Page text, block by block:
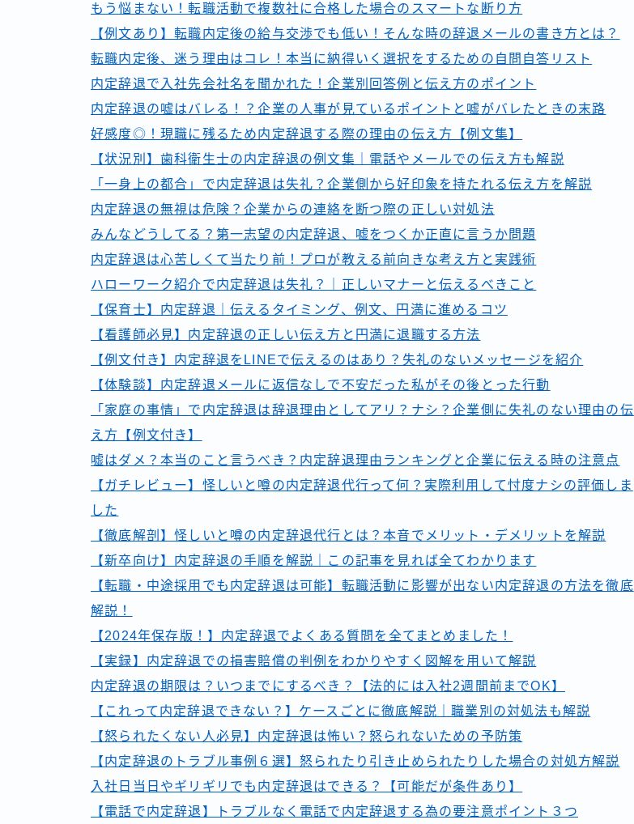
もう悩まない！転職活動で複数社に合格した場合のスマートな断り方
【例文あり】転職内定後の給与交渉でも低い！そんな時の辞退メールの書き方とは？
転職内定後、迷う理由はコレ！本当に納得いく選択をするための自問自答リスト
内定辞退で入社先会社名を聞かれた！企業別回答例と伝え方のポイント
内定辞退の嘘はバレる！？企業の人事が見ているポイントと嘘がバレたときの末路
好感度◎！現職に残るため内定辞退する際の理由の伝え方【例文集】
【状況別】歯科衛生士の内定辞退の例文集｜電話やメールでの伝え方も解説
「一身上の都合」で内定辞退は失礼？企業側から好印象を持たれる伝え方を解説
内定辞退の無視は危険？企業からの連絡を断つ際の正しい対処法
みんなどうしてる？第一志望の内定辞退、嘘をつくか正直に言うか問題
内定辞退は心苦しくて当たり前！プロが教える前向きな考え方と実践術
ハローワーク紹介で内定辞退は失礼？｜正しいマナーと伝えるべきこと
【保育士】内定辞退｜伝えるタイミング、例文、円満に進めるコツ
【看護師必見】内定辞退の正しい伝え方と円満に退職する方法
【例文付き】内定辞退をLINEで伝えるのはあり？失礼のないメッセージを紹介
【体験談】内定辞退メールに返信なしで不安だった私がその後とった行動
「家庭の事情」で内定辞退は辞退理由としてアリ？ナシ？企業側に失礼のない理由の伝
え方【例文付き】
嘘はダメ？本当のこと言うべき？内定辞退理由ランキングと企業に伝える時の注意点
【ガチレビュー】怪しいと噂の内定辞退代行って何？実際利用して忖度ナシの評価しま
した
【徹底解剖】怪しいと噂の内定辞退代行とは？本音でメリット・デメリットを解説
【新卒向け】内定辞退の手順を解説｜この記事を見れば全てわかります
【転職・中途採用でも内定辞退は可能】転職活動に影響が出ない内定辞退の方法を徹底
解説！
【2024年保存版！】内定辞退でよくある質問を全てまとめました！
【実録】内定辞退での損害賠償の判例をわかりやすく図解を用いて解説
内定辞退の期限は？いつまでにするべき？【法的には入社2週間前までOK】
【これって内定辞退できない？】ケースごとに徹底解説｜職業別の対処法も解説
【怒られたくない人必見】内定辞退は怖い？怒られないための予防策
【内定辞退のトラブル事例６選】怒られたり引き止められたりした場合の対処方解説
入社日当日やギリギリでも内定辞退はできる？【可能だが条件あり】
【電話で内定辞退】トラブルなく電話で内定辞退する為の要注意ポイント３つ